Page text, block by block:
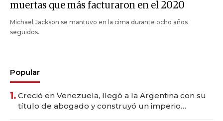
muertas que más facturaron en el 2020
Michael Jackson se mantuvo en la cima durante ocho años
seguidos.
Popular
1. Creció en Venezuela, llegó a la Argentina con su
título de abogado y construyó un imperio